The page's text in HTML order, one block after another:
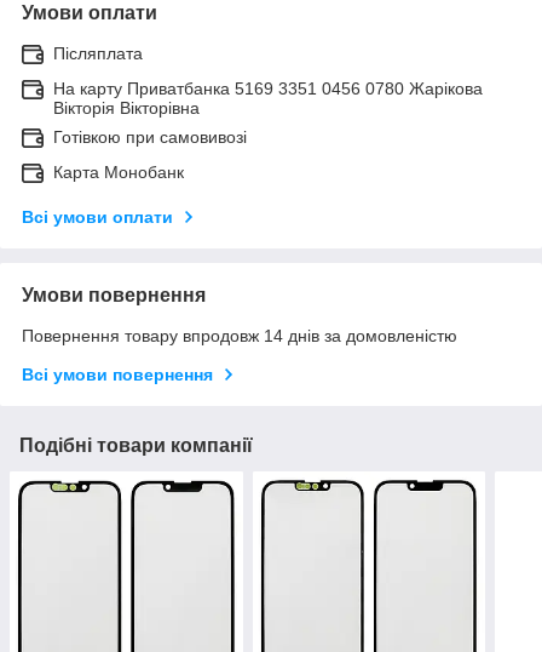
Умови оплати
Післяплата
На карту Приватбанка 5169 3351 0456 0780 Жарікова
Вікторія Вікторівна
Готівкою при самовивозі
Карта Монобанк
Всі умови оплати
Умови повернення
Повернення товару впродовж 14 днів за домовленістю
Всі умови повернення
Подібні товари компанії